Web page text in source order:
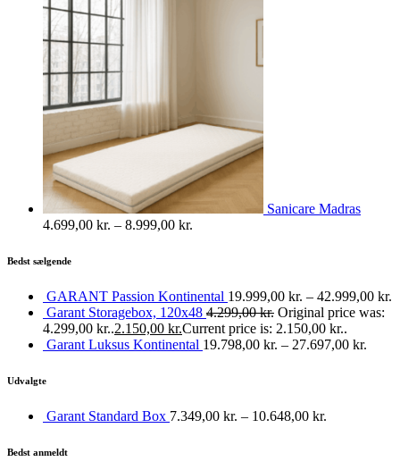
Sanicare Madras
4.699,00 kr. – 8.999,00 kr.
Bedst sælgende
GARANT Passion Kontinental 19.999,00 kr. – 42.999,00 kr.
Garant Storagebox, 120x48 4.299,00kr. Original price was:
4.299,00 kr..2.150,00 kr.Current price is: 2.150,00 kr..
Garant Luksus Kontinental 19.798,00 kr. – 27.697,00 kr.
Udvalgte
Garant Standard Box 7.349,00 kr. – 10.648,00 kr.
Bedst anmeldt